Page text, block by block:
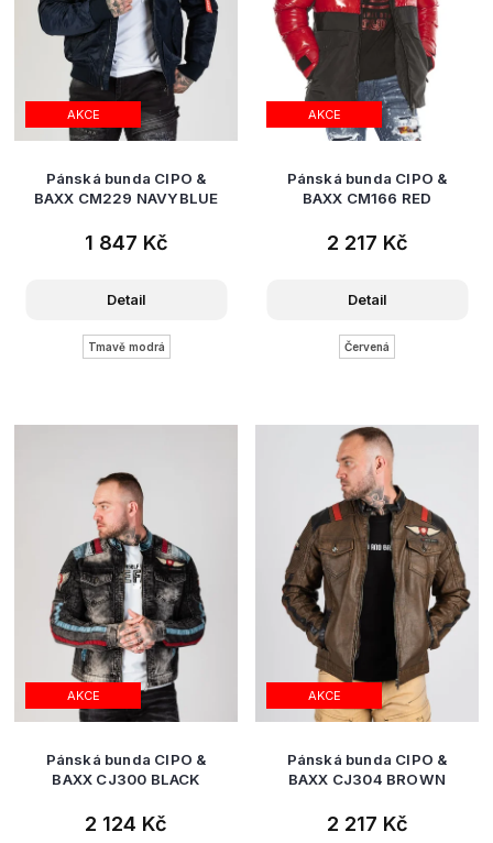
AKCE
Pánská bunda CIPO &
BAXX CM229 NAVYBLUE
1 847 Kč
Detail
Tmavě modrá
AKCE
Pánská bunda CIPO &
BAXX CM166 RED
2 217 Kč
Detail
Červená
AKCE
Pánská bunda CIPO &
BAXX CJ300 BLACK
2 124 Kč
AKCE
Pánská bunda CIPO &
BAXX CJ304 BROWN
2 217 Kč